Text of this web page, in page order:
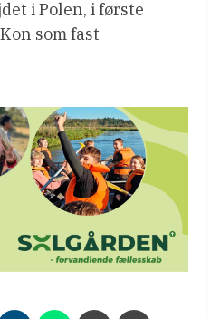
i Polen, i første
som fast